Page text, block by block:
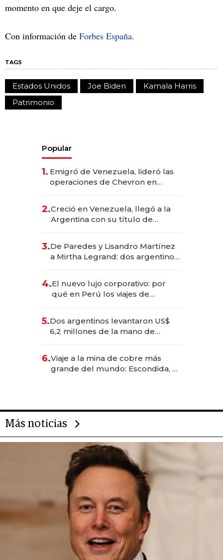
momento en que deje el cargo.
Con información de Forbes España.
TAGS
Estados Unidos Joe Biden
Kamala Harris
Patrimonio
Popular
1. Emigró de Venezuela, lideró las
operaciones de Chevron en
2.Creció en Venezuela, llegó a la
Argentina con su título de
las marcas "fast premium"
3.De Paredes y Lisandro Martínez
a Mirtha Legrand: dos argentinos
4.El nuevo lujo corporativo: por
qué en Perú los viajes de
para convertirse en experiencias
transformadoras
5.Dos argentinos levantaron US$
6,2 millones de la mano de
6.Viaje a la mina de cobre más
grande del mundo: Escondida, el
Más noticias